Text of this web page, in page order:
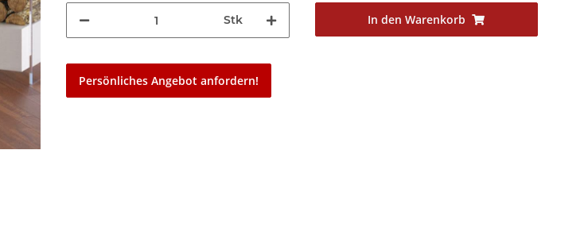
Stk In den Warenkorb
Persönliches Angebot anfordern!